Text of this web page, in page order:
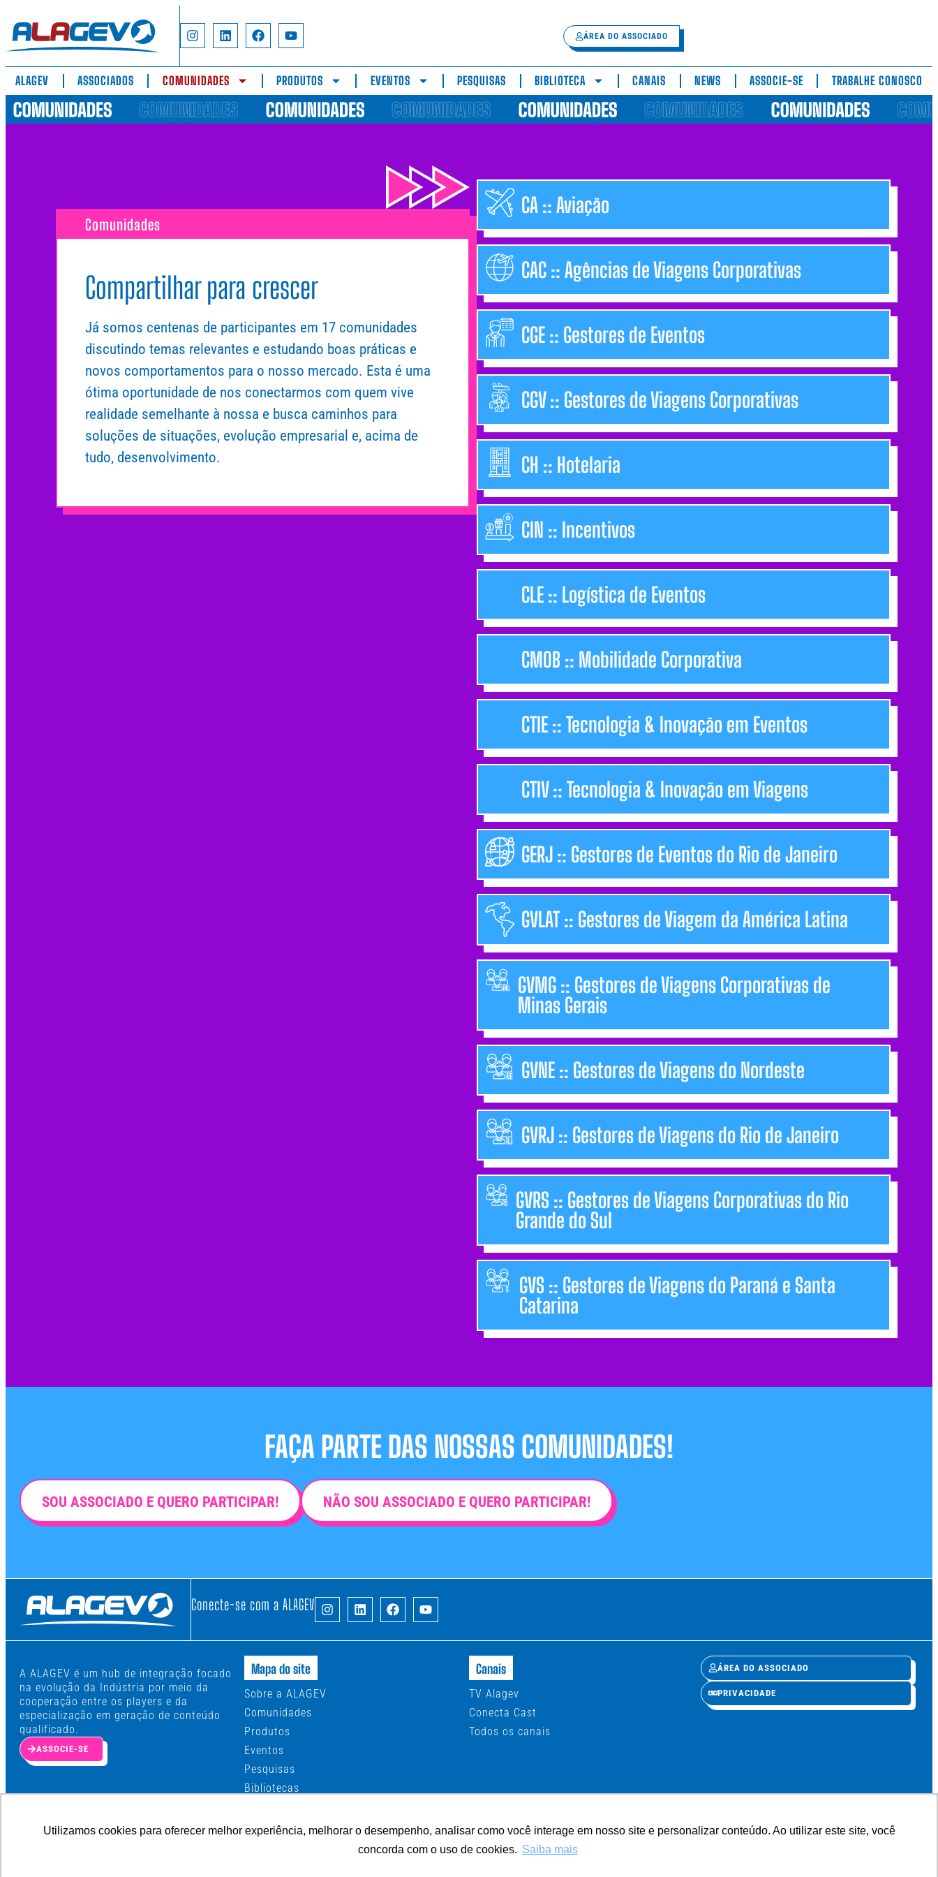
Utilizamos cookies para oferecer melhor experiência, melhorar o desempenho, analisar como você interage em nosso site e personalizar conteúdo. Ao utilizar este site, você
concorda com o uso de cookies. Saiba mais
ÁREA DO ASSOCIADO
ALAGEV ASSOCIADOS COMUNIDADES PRODUTOS EVENTOS PESQUISAS BIBLIOTECA CANAIS NEWS ASSOCIE-SE TRABALHE CONOSCO
Comunidades
Compartilhar para crescer
Já somos centenas de participantes em 17 comunidades
discutindo temas relevantes e estudando boas práticas e
novos comportamentos para o nosso mercado. Esta é uma
ótima oportunidade de nos conectarmos com quem vive
realidade semelhante à nossa e busca caminhos para
soluções de situações, evolução empresarial e, acima de
tudo, desenvolvimento.
CA :: Aviação
CAC :: Agências de Viagens Corporativas
CGE :: Gestores de Eventos
CGV :: Gestores de Viagens Corporativas
CH :: Hotelaria
CIN :: Incentivos
CLE :: Logística de Eventos
CMOB :: Mobilidade Corporativa
CTIE :: Tecnologia & Inovação em Eventos
CTIV :: Tecnologia & Inovação em Viagens
GERJ :: Gestores de Eventos do Rio de Janeiro
GVLAT :: Gestores de Viagem da América Latina
GVMG :: Gestores de Viagens Corporativas de
Minas Gerais
GVNE :: Gestores de Viagens do Nordeste
GVRJ :: Gestores de Viagens do Rio de Janeiro
GVRS :: Gestores de Viagens Corporativas do Rio
Grande do Sul
GVS :: Gestores de Viagens do Paraná e Santa
Catarina
FAÇA PARTE DAS NOSSAS COMUNIDADES! ​
SOU ASSOCIADO E QUERO PARTICIPAR! NÃO SOU ASSOCIADO E QUERO PARTICIPAR!
Conecte-se com a ALAGEV
A ALAGEV é um hub de integração focado
na evolução da Indústria por meio da
cooperação entre os players e da
especialização em geração de conteúdo
qualificado.
ASSOCIE-SE
Mapa do site
Sobre a ALAGEV
Comunidades
Produtos
Eventos
Pesquisas
Bibliotecas
News
Canais
TV Alagev
Conecta Cast
Todos os canais
ÁREA DO ASSOCIADO
PRIVACIDADE